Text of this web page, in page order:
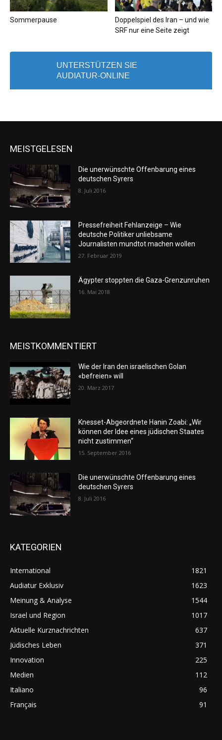
Sommerpause
Doppelspiel des Iran – und wie
SRF nur eine Seite zeigt
UNTERSTÜTZEN SIE
AUDIATUR-ONLINE
MEISTGELESEN
Die unerwünschte Offenbarung eines
deutschen Syrers
8. Juli 2016
Pressefreiheit Fehlanzeige – Wie
deutsche Politiker unliebsame
Journalisten mundtot machen wollen
27. Februar 2019
Ägypter stoppten die Gaza-Grenzunruhen
16. Mai 2018
MEISTKOMMENTIERT
Wie der Iran den israelischen Golan
«befreien» will
20. März 2017
Knesset-Abgeordnete Hanin Zoabi: „Wir
können der Idee eines jüdischen Staates
nicht zustimmen“
15. September 2016
Die unerwünschte Offenbarung eines
deutschen Syrers
8. Juli 2016
KATEGORIEN
International
1821
Audiatur Exklusiv
1623
Meinung & Analyse
1544
Israel und Region
1017
Aktuelle Kurznachrichten
637
Jüdisches Leben
371
Innovation
225
Medien
112
Italiano
96
Français
91